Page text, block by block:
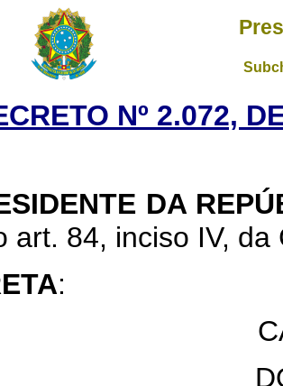
Nº 2.072,
DA
art. 84, inciso IV, da
: